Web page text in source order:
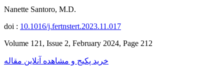
Nanette Santoro, M.D.
doi : 10.1016/j.fertnstert.2023.11.017
Volume 121, Issue 2, February 2024, Page 212
خرید پکیج و مشاهده آنلاین مقاله